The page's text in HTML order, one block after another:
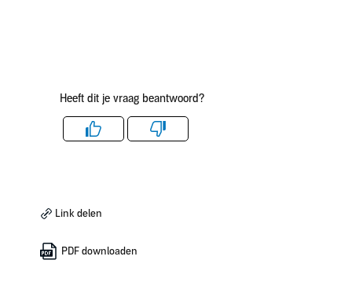
Heeft dit je vraag beantwoord?
Like Dislike
Link delen
PDF downloaden